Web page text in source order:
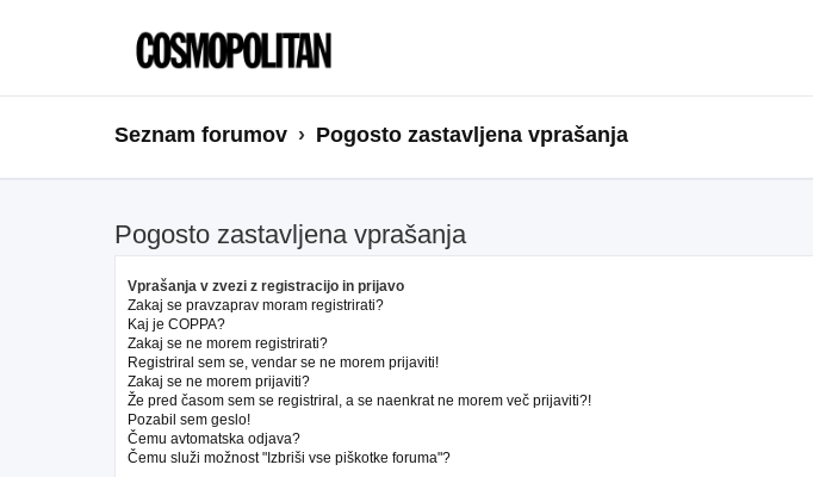
Seznam forumov Pogosto zastavljena vprašanja
Pogosto zastavljena vprašanja
Vprašanja v zvezi z registracijo in prijavo
Zakaj se pravzaprav moram registrirati?
Kaj je COPPA?
Zakaj se ne morem registrirati?
Registriral sem se, vendar se ne morem prijaviti!
Zakaj se ne morem prijaviti?
Že pred časom sem se registriral, a se naenkrat ne morem več prijaviti?!
Pozabil sem geslo!
Čemu avtomatska odjava?
Čemu služi možnost "Izbriši vse piškotke foruma"?